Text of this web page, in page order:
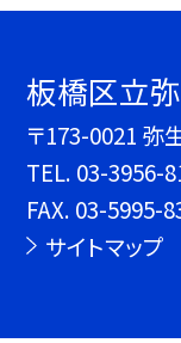
板橋区立
〒173-0021 弥
TEL. 03-3956-
FAX. 03-5995-
サイトマップ